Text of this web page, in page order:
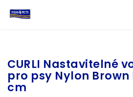
CURLI Nastavitelné
pro psy Nylon Brown
cm